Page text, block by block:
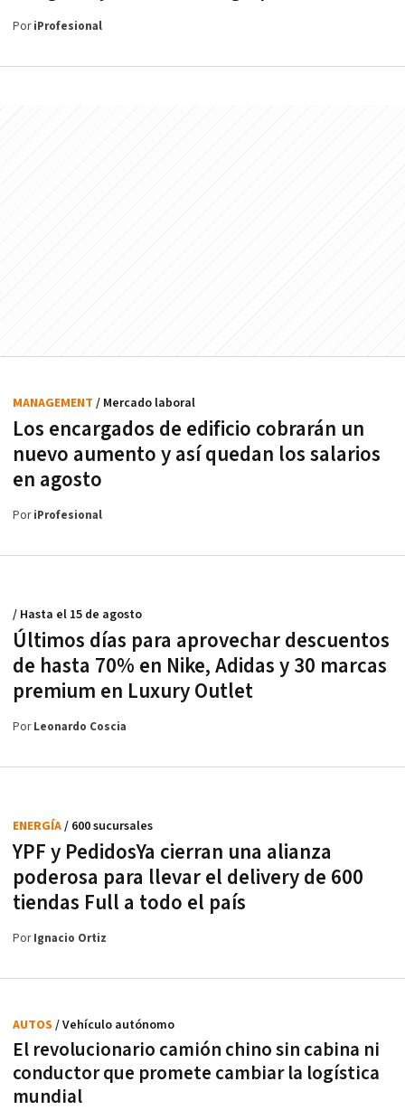
PoriProfesional
Los encargados de edificio cobrarán un
nuevo aumento y así quedan los salarios
en agosto
MANAGEMENT / Mercado laboral
PoriProfesional
Últimos días para aprovechar descuentos
de hasta 70% en Nike, Adidas y 30 marcas
premium en Luxury Outlet
/ Hasta el 15 de agosto
PorLeonardo Coscia
YPF y PedidosYa cierran una alianza
poderosa para llevar el delivery de 600
tiendas Full a todo el país
ENERGÍA/ 600 sucursales
PorIgnacio Ortiz
El revolucionario camión chino sin cabina ni
conductor que promete cambiar la logística
mundial
AUTOS / Vehículo autónomo